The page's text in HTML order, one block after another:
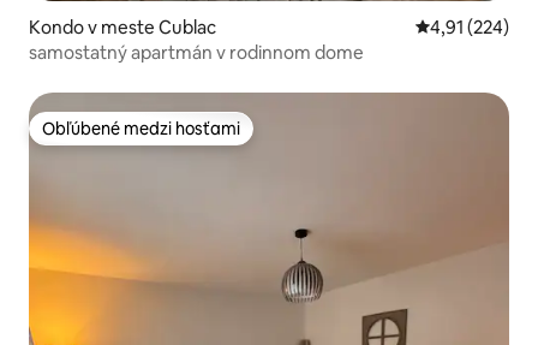
Kondo v meste Cublac Priemerné
4,91 (224)
samostatný apartmán v rodinnom dome
Obľúbené medzi hosťami
Obľúbené medzi hosťami